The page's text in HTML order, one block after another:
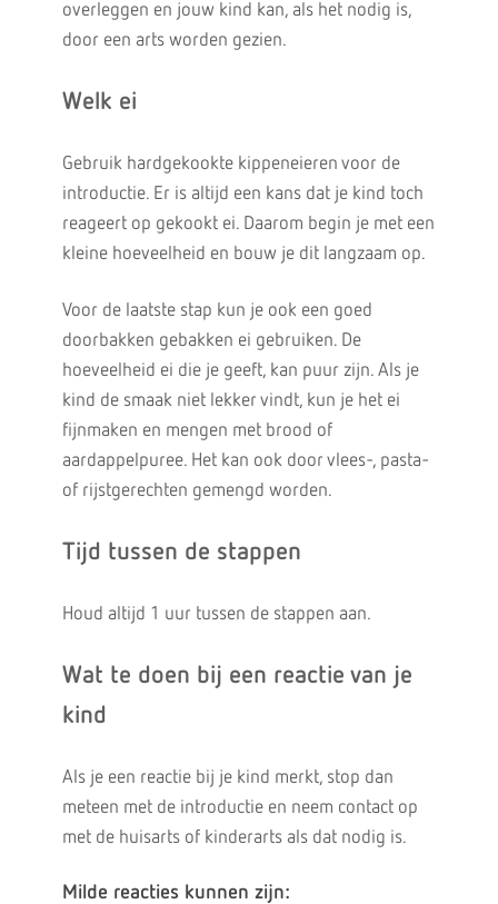
overleggen en jouw kind kan, als het nodig is,
door een arts worden gezien.
Welk ei
Gebruik hardgekookte kippeneieren voor de
introductie. Er is altijd een kans dat je kind toch
reageert op gekookt ei. Daarom begin je met een
kleine hoeveelheid en bouw je dit langzaam op.
Voor de laatste stap kun je ook een goed
doorbakken gebakken ei gebruiken. De
hoeveelheid ei die je geeft, kan puur zijn. Als je
kind de smaak niet lekker vindt, kun je het ei
fijnmaken en mengen met brood of
aardappelpuree. Het kan ook door vlees-, pasta-
of rijstgerechten gemengd worden.
Tijd tussen de stappen
Houd altijd 1 uur tussen de stappen aan.
Wat te doen bij een reactie van je
kind
Als je een reactie bij je kind merkt, stop dan
meteen met de introductie en neem contact op
met de huisarts of kinderarts als dat nodig is.
Milde reacties kunnen zijn: